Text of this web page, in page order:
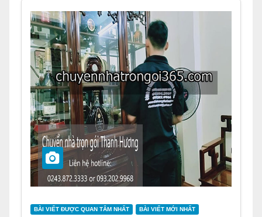
BÀI VIẾT ĐƯỢC QUAN TÂM NHẤT BÀI VIẾT MỚI NHẤT